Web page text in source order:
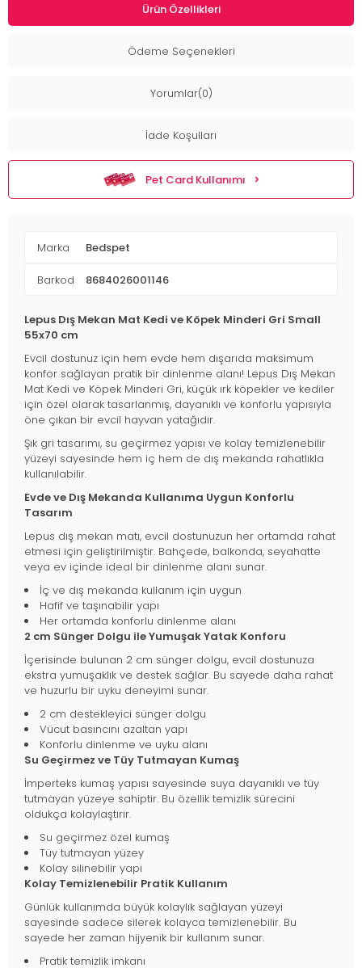
Ürün Özellikleri
Ödeme Seçenekleri
Yorumlar(0)
İade Koşulları
Pet Card Kullanımı
Marka Bedspet
Barkod 8684026001146
Lepus Dış Mekan Mat Kedi ve Köpek Minderi Gri Small
55x70 cm
Evcil dostunuz için hem evde hem dışarıda maksimum
konfor sağlayan pratik bir dinlenme alanı! Lepus Dış Mekan
Mat Kedi ve Köpek Minderi Gri, küçük ırk köpekler ve kediler
için özel olarak tasarlanmış, dayanıklı ve konforlu yapısıyla
öne çıkan bir evcil hayvan yatağıdır.
Şık gri tasarımı, su geçirmez yapısı ve kolay temizlenebilir
yüzeyi sayesinde hem iç hem de dış mekanda rahatlıkla
kullanılabilir.
Evde ve Dış Mekanda Kullanıma Uygun Konforlu
Tasarım
Lepus dış mekan matı, evcil dostunuzun her ortamda rahat
etmesi için geliştirilmiştir. Bahçede, balkonda, seyahatte
veya ev içinde ideal bir dinlenme alanı sunar.
İç ve dış mekanda kullanım için uygun
Hafif ve taşınabilir yapı
Her ortamda konforlu dinlenme alanı
2 cm Sünger Dolgu ile Yumuşak Yatak Konforu
İçerisinde bulunan 2 cm sünger dolgu, evcil dostunuza
ekstra yumuşaklık ve destek sağlar. Bu sayede daha rahat
ve huzurlu bir uyku deneyimi sunar.
2 cm destekleyici sünger dolgu
Vücut basıncını azaltan yapı
Konforlu dinlenme ve uyku alanı
Su Geçirmez ve Tüy Tutmayan Kumaş
İmperteks kumaş yapısı sayesinde suya dayanıklı ve tüy
tutmayan yüzeye sahiptir. Bu özellik temizlik sürecini
oldukça kolaylaştırır.
Su geçirmez özel kumaş
Tüy tutmayan yüzey
Kolay silinebilir yapı
Kolay Temizlenebilir Pratik Kullanım
Günlük kullanımda büyük kolaylık sağlayan yüzeyi
sayesinde sadece silerek kolayca temizlenebilir. Bu
sayede her zaman hijyenik bir kullanım sunar.
Pratik temizlik imkanı